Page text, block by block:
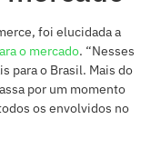
foi elucidada a
o mercado. “Nesses
para o Brasil. Mais do
por um momento
os envolvidos no